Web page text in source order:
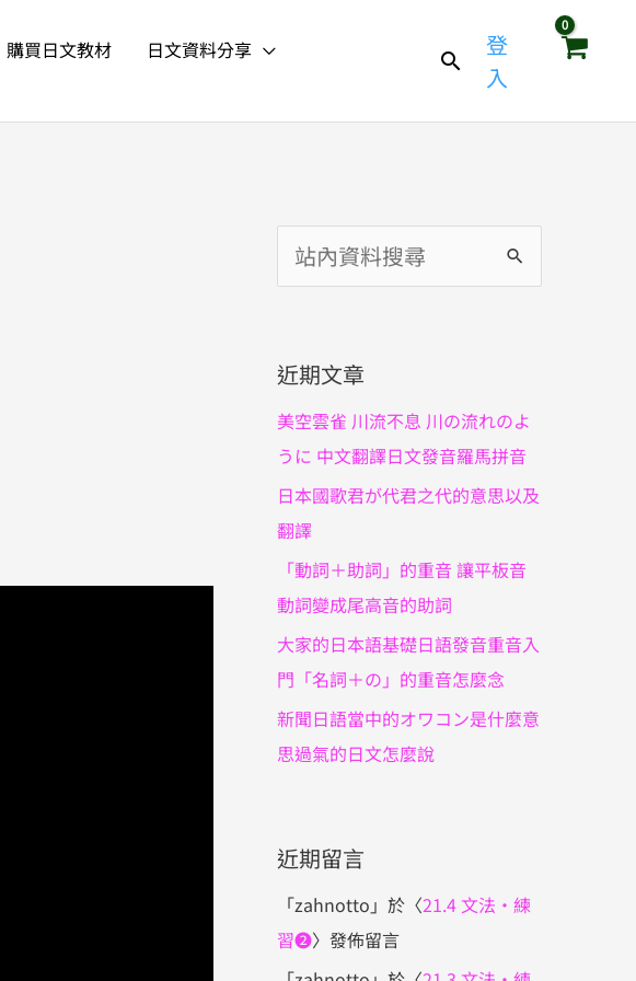
購買日文教材
日文資料分享
登
入
尋
鍵
:
近期文章
美空雲雀 川流不息 川の流れのよ
うに 中文翻譯日文發音羅馬拼音
日本國歌君が代君之代的意思以及
翻譯
「動詞＋助詞」的重音 讓平板音
動詞變成尾高音的助詞
大家的日本語基礎日語發音重音入
門「名詞＋の」的重音怎麼念
新聞日語當中的オワコン是什麼意
思過氣的日文怎麼說
近期留言
「zahnotto 」於〈21.4 文法・練
習❷〉發佈留言